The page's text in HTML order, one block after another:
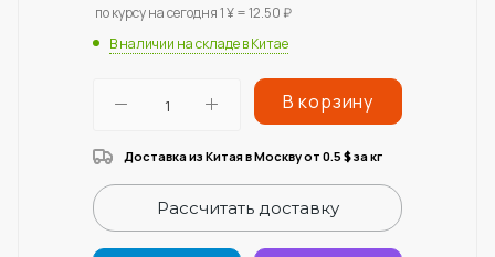
по курсу на сегодня 1 ¥ = 12.50 ₽
В наличии на складе в Китае
В корзину
Доставка из Китая в Москву от 0.5 $за кг
Рассчитать доставку